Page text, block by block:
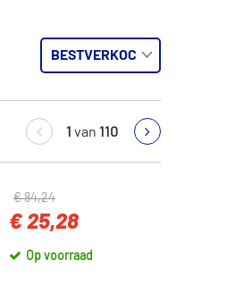
1 van 110
€ 84,24
€ 25,28
Op voorraad